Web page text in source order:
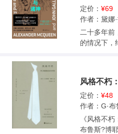
疯狂的原因
器，包括令
一些表面无
装放在“显
包括虱子缠
异母姐妹的
围巾意外勒
定价： ¥69
作者：黛娜
二十多年前
的情况下，
诺和麦昆有
向、同性恋
尚的爱皆因
少成名，
于1997年
风格不朽
定价： ¥48
作者：G·
《风格不
布鲁斯?博